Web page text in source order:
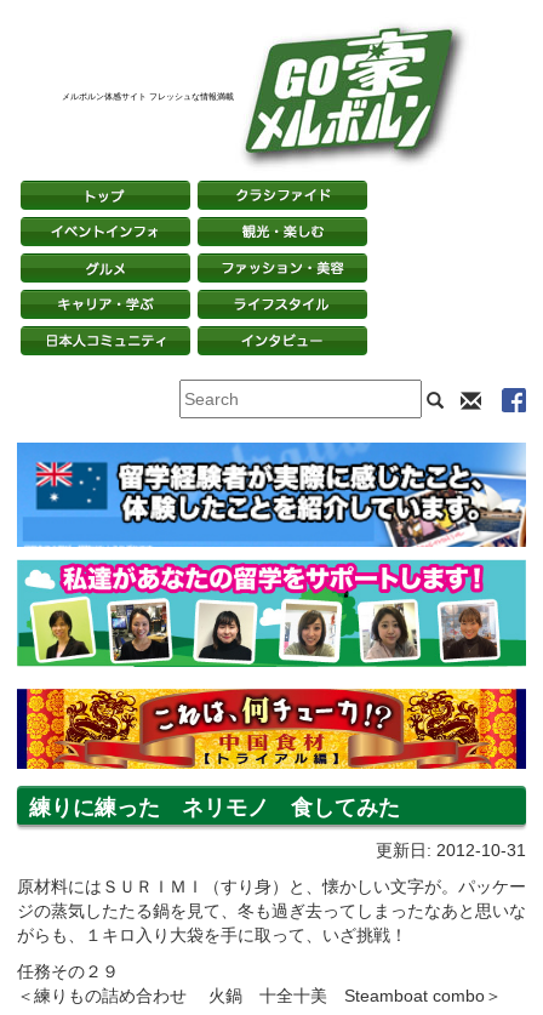
メルボルン体感サイト フレッシュな情報満載
練りに練った ネリモノ 食してみた
更新日: 2012-10-31
原材料にはＳＵＲＩＭＩ（すり身）と、懐かしい文字が。パッケー
ジの蒸気したたる鍋を見て、冬も過ぎ去ってしまったなあと思いな
がらも、１キロ入り大袋を手に取って、いざ挑戦！
任務その２９
＜練りもの詰め合わせ 火鍋 十全十美 Steamboat combo＞